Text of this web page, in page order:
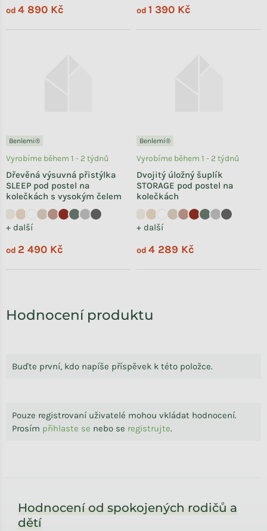
Hodnocení produktu
Buďte první, kdo napíše příspěvek k této položce.
Pouze registrovaní uživatelé mohou vkládat hodnocení.
Prosím přihlaste se nebo se registrujte.
od 4 890 Kč od 1 390 Kč
Benlemi®
Dřevěná výsuvná přistýlka
SLEEP pod postel na
kolečkách s vysokým čelem
+ další
Vyrobíme během 1 - 2 týdnů
od 2 490 Kč
Benlemi®
Dvojitý úložný šuplík
STORAGE pod postel na
kolečkách
+ další
Vyrobíme během 1 - 2 týdnů
od 4 289 Kč
Hodnocení od spokojených rodičů a
dětí